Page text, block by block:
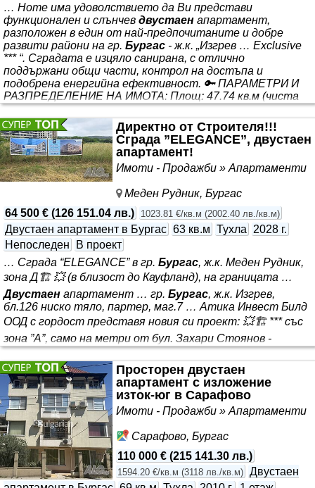
… Home има удоволствието да Ви представи
функционален и слънчев двустаен апартамент,
разположен в един от най-предпочитаните и добре
развити райони на гр. Бургас - ж.к. „Изгрев … Exclusive
*** “. Сградата е изцяло санирана, с отлично
поддържани общи части, контрол на достъпа и
подобрена енергийна ефективност. 🔑 ПАРАМЕТРИ И
РАЗПРЕДЕЛЕНИЕ НА ИМОТА: Площ: 47.74 кв.м (чиста
4 Изложение: Изцяло ЗАПАД - осигуряващо естествена
светлина през целия следобед и ниски разходи за
отопление през зимните месеци. Функционално
разпределение: Входно антре
Директно от Строителя!!!
Сграда ”ELEGANCE”, двустаен
апартамент!
Имоти - Продажби » Апартаменти
Меден Рудник, Бургас
64 500 € (126 151.04 лв.) 1023.81 €/кв.м (2002.40 лв./кв.м)
Двустаен апартамент в Бургас 63 кв.м Тухла
2028 г.
Непоследен
В проект
… Сграда “ELEGANCE” в гр. Бургас, ж.к. Меден Рудник,
зона Д🏗 💥 (в близост до Кауфланд), на границата …
Двустаен апартамент … гр. Бургас, ж.к. Изгрев,
бл.126 ниско тяло, партер, маг.7 … Атика Инвест Билд
ООД с гордост представя новия си проект: 💥🏗 *** със
зона ”А”, само на метри от бул. Захари Стоянов -
основна артерия, водеща към централната част на
града. Удобства наоколо: • Спирка на градския
транспорт • Хипермаркет • Училище и детска градина
Информация за проекта: • Старт на строителството:
10.2026!!! • Цени без комисионна! • Гъвкави условия за
разсрочено плащане! • Без индексация на
Просторен двустаен
апартамент с изложение
изток-юг в Сарафово
Имоти - Продажби » Апартаменти
Сарафово, Бургас
110 000 € (215 141.30 лв.)
1594.20 €/кв.м (3118 лв./кв.м) Двустаен